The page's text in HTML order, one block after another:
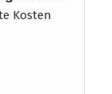
Kosten